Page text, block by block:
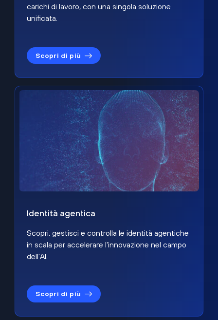
carichi di lavoro, con una singola soluzione
unificata.
Scopri di più
Identità agentica
Scopri, gestisci e controlla le identità agentiche
in scala per accelerare l'innovazione nel campo
dell'AI.
Scopri di più